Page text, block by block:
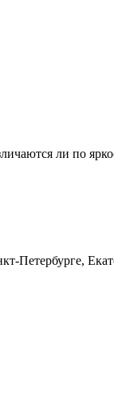
ли по
Петербурге,